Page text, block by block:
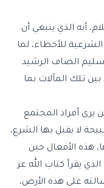
أنه الذي ينبغي أن
للأخطاء، لما
الصاف الرشيد
بين تلك المآلات بما
يرى أفراد المجتمع
لا يقبل بها الشرع،
هذه الأفعال حين
يقرأ كتاب الله عز
على هذه الأرض،